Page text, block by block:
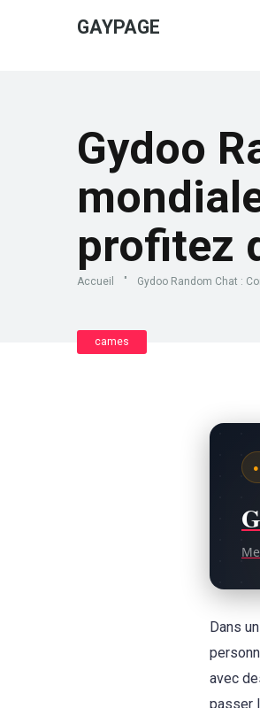
GAYPAGE
Gydoo
profitez
Accueil " Gydoo Random Chat :
cames
Dans
avec
passer